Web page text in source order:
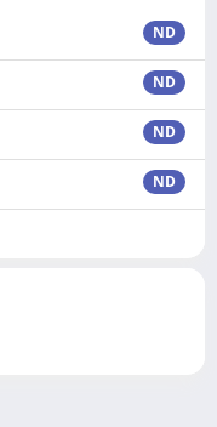
ND
ND
ND
ND